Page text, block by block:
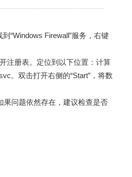
“‌Windows Firewall”服务，右键
注册表。定位到以下位置：计算
。双击打开右侧的“Start”，将数
果问题依然存在，建议检查是否